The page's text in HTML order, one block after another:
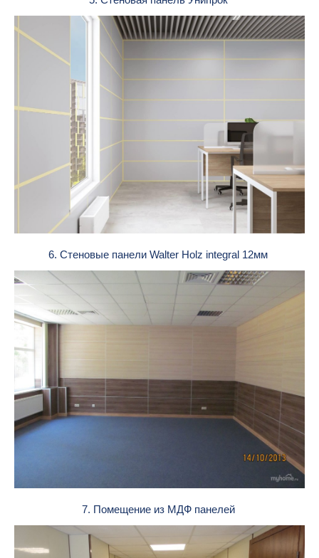
6. Стеновые панели Walter Holz integral 12мм
7. Помещение из МДФ панелей